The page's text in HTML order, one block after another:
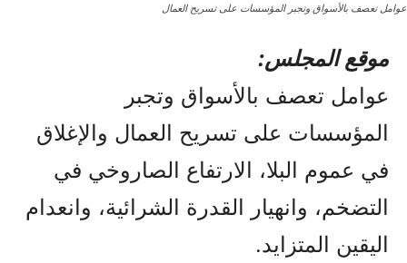
عوامل تعصف بالأسواق وتجبر المؤسسات على تسريح العمال
موقع المجلس:
عوامل تعصف بالأسواق وتجبر
المؤسسات على تسريح العمال والإغلاق
في عموم البلا، الارتفاع الصاروخي في
التضخم، وانهيار القدرة الشرائية، وانعدام
اليقين المتزايد.